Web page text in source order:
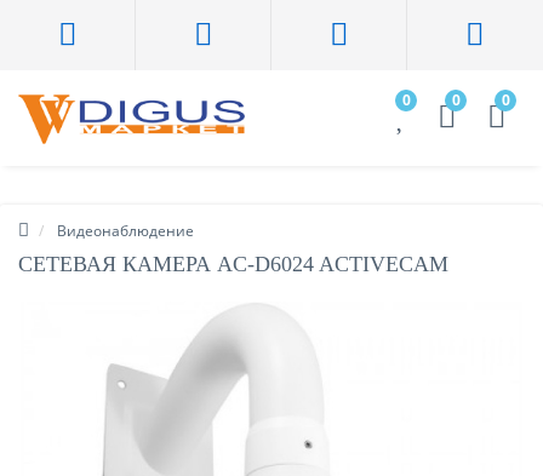
0 0 0
Видеонаблюдение
СЕТЕВАЯ КАМЕРА AC-D6024 ACTIVECAM